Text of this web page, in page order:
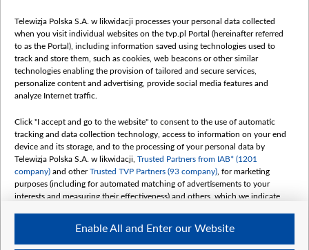
Безопасность
Youtube
Белсат news
Белсат Life
Belsat English
Biełsat PL
Белсат Now
Белсат Shorts
Белсат History
Белсат Music
Белсат Doc
Telewizja Polska S.A. w likwidacji processes your personal data collected
when you visit individual websites on the tvp.pl Portal (hereinafter referred
to as the Portal), including information saved using technologies used to
track and store them, such as cookies, web beacons or other similar
technologies enabling the provision of tailored and secure services,
personalize content and advertising, provide social media features and
analyze Internet traffic.
Click "I accept and go to the website" to consent to the use of automatic
tracking and data collection technology, access to information on your end
device and its storage, and to the processing of your personal data by
Telewizja Polska S.A. w likwidacji, Trusted Partners from IAB* (1201
company) and otherTrusted TVP Partners (93 company) , for marketing
purposes (including for automated matching of advertisements to your
interests and measuring their effectiveness) and others, which we indicate
The purposes of processing your data by TVP S.A. w likwidacji are as
follows:
Enable All and Enter our Website